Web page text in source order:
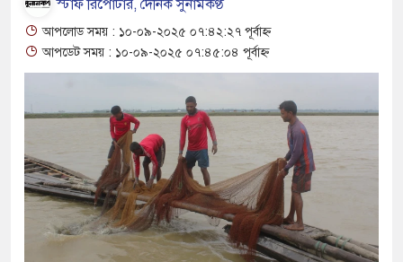
জীবন-সংসার
কর্ম ও দর্শন নিয়ে সাহিত্য আড্ডা
চেহারা কি দেখা গেছে : স্বরাষ্ট্রমন্ত্রী
ভারত সমর্থন করে না : জয়সওয়াল
ভবনে পাঠদান
দিরাই-শাল্লার উন্নয়ন করতে চাই : এমপি
স্টাফ রিপোর্টার, দৈনিক সুনামকণ্ঠ
আপলোড সময় : ১০-০৯-২০২৫ ০৭:৪২:২৭ পূর্বাহ্ন
আপডেট সময় : ১০-০৯-২০২৫ ০৭:৪৫:০৪ পূর্বাহ্ন